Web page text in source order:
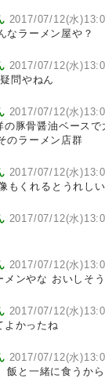
2017/07/12(水
なラーメン屋や？
2017/07/12(水
問やねん
2017/07/12(水
の豚骨醤油ベース
のラーメン店群
2017/07/12(水
もくれるとうれしい
2017/07/12(水
2017/07/12(水
ンやな おいしそう
2017/07/12(水
よかったね
2017/07/12(水
飯と一緒に食うか